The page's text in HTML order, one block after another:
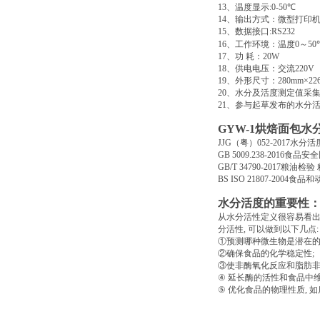
13、温度显示:0-50℃
14、输出方式：微型打印机
15、数据接口 :RS232
16、工作环境：温度0～50
17、功 耗： 20W
18、供电电压：交流220V
19、外形尺寸：
20、水分及活度测定值采
21、参与起草发布的水分
GYW-1烘焙面包水
JJG （粤） 052-2017水分活
GB 5009.238-2016食品安
GB/T 34790-2017粮油检验
BS ISO 21807-2004食品和
水分活度的重要性：
从水分活性定义很容易看出
分活性, 可以做到以下几点:
①预测哪种微生物是潜在
②确保食品的化学稳定性;
③使非酶氧化反应和脂肪
④ 延长酶的活性和食品中
⑤ 优化食品的物理性质, 如